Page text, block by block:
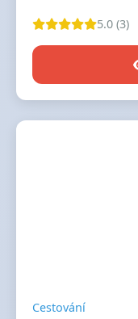
5.0 (3)
Cestování